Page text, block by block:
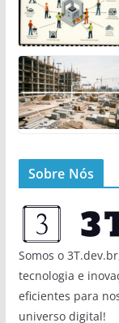
Sobre Nós
Somos o
tecnologia e
eficientes para
universo digital!